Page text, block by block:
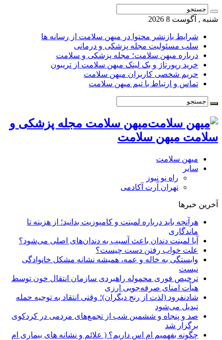
شنبه , آگوست 8 2026
شرایط بازنشر محتوا در میهن سلامت از رسانه ها
سلب مسئولیت مجله پزشکی و درمانی
درباره میهن سلامت؛ مجله پزشکی و سلامت
خرید رپورتاژ و بک لینک میهن سلامت از تریبون
حریم شخصی کاربران میهن سلامت
تماس و ارتباط با تیم میهن سلامت
میهن سلامت مجله پزشکی و
سلامت میهن سلامت
میهن سلامت
سایر
راه نو نیوز
تهران آرت آکادمی
آخرین خبرها
هرآنچه باید درباره لمینت و کامپوزیت بدانید؛ از هزینه تا
ماندگاری
آیا لمینت دندان باعث آسیب به دندان‌های اصلی می‌شود؟
علت خواب رفتن دست چیست؟
وابستگی به خاله و عمه، همیشه نشانه مشکل خانوادگی
نیست
ترخیص فوری محموله راهبردی سازمان انتقال خون توسط
هیأت امنای صرفه‌جویی ارزی
شادنفرود (لذت از رنج دیگران)؛ وقتی انتقاد به توجیه حمله
تبدیل می‌شود
صد و پنجاه‌ و ششمین شب از تجمع‌های مردمی در کردکوی
برگزار شد
چگونه بفهمیم ام اس داریم؟ ( علائم و نشانه های بیماری ام